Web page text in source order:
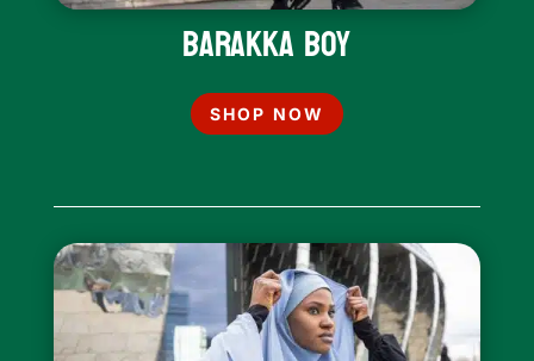
Barakka Boy
SHOP NOW